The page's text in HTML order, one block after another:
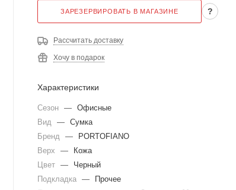
ЗАРЕЗЕРВИРОВАТЬ В МАГАЗИНЕ ?
Рассчитать доставку
Хочу в подарок
Характеристики
Сезон — Офисные
Вид — Сумка
Бренд —
PORTOFIANO
Верх
—
Кожа
Цвет —
Черный
Подкладка —
Прочее